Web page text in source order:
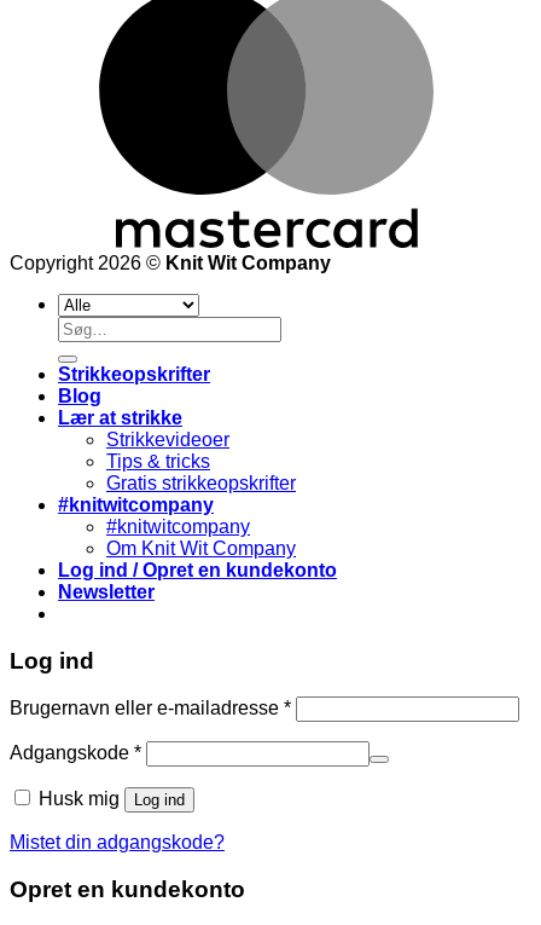
Copyright 2026 © Knit Wit Company
Søg
efter:
Strikkeopskrifter
Blog
Lær at strikke
Strikkevideoer
Tips & tricks
Gratis strikkeopskrifter
#knitwitcompany
#knitwitcompany
Om Knit Wit Company
Log ind / Opret en kundekonto
Newsletter
Log ind
Brugernavn eller e-mailadresse *Påkrævet
Adgangskode *Påkrævet
Husk mig Log ind
Mistet din adgangskode?
Opret en kundekonto